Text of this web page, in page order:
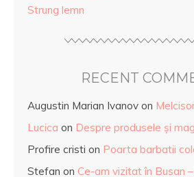
Strung lemn
RECENT
Augustin Marian Ivanov on
Lucica on Despre produsele și
Profire cristi on Poarta barbatii
Stefan on Ce-am vizitat în Busan